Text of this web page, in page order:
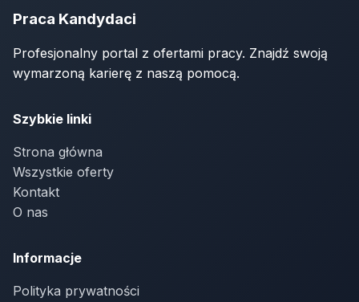
Praca Kandydaci
Profesjonalny portal z ofertami pracy. Znajdź swoją
wymarzoną karierę z naszą pomocą.
Szybkie linki
Strona główna
Wszystkie oferty
Kontakt
O nas
Informacje
Polityka prywatności